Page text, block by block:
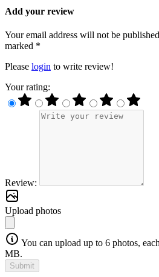
Add your review
Your email address will not be
marked *
Please login to write review!
Your rating:
Review:
Upload photos
You can upload up to 6 photos,
MB.
Submit